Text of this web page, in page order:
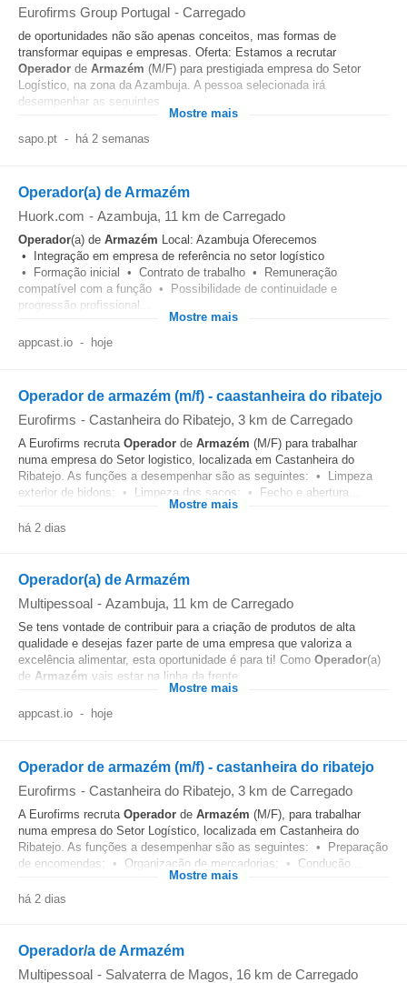
Eurofirms Group Portugal - Carregado
de oportunidades não são apenas conceitos, mas formas de
transformar equipas e empresas. Oferta: Estamos a recrutar
Operador de Armazém (M/F) para prestigiada empresa do Setor
Logístico, na zona da Azambuja. A pessoa selecionada irá
desempenhar as seguintes...
Mostre mais
sapo.pt - há 2 semanas
Operador(a) de Armazém
Huork.com - Azambuja, 11 km de Carregado
Operador(a) de Armazém Local: Azambuja Oferecemos
• Integração em empresa de referência no setor logístico
• Formação inicial • Contrato de trabalho • Remuneração
compatível com a função • Possibilidade de continuidade e
progressão profissional...
Mostre mais
appcast.io - hoje
Operador de armazém (m/f) - caastanheira do ribatejo
Eurofirms - Castanheira do Ribatejo, 3 km de Carregado
A Eurofirms recruta Operador de Armazém (M/F) para trabalhar
numa empresa do Setor logistico, localizada em Castanheira do
Ribatejo. As funções a desempenhar são as seguintes: • Limpeza
exterior de bidons; • Limpeza dos sacos; • Fecho e abertura...
Mostre mais
há 2 dias
Operador(a) de Armazém
Multipessoal - Azambuja, 11 km de Carregado
Se tens vontade de contribuir para a criação de produtos de alta
qualidade e desejas fazer parte de uma empresa que valoriza a
excelência alimentar, esta oportunidade é para ti! Como Operador(a)
de Armazém vais estar na linha da frente...
Mostre mais
appcast.io - hoje
Operador de armazém (m/f) - castanheira do ribatejo
Eurofirms - Castanheira do Ribatejo, 3 km de Carregado
A Eurofirms recruta Operador de Armazém (M/F), para trabalhar
numa empresa do Setor Logístico, localizada em Castanheira do
Ribatejo. As funções a desempenhar são as seguintes: • Preparação
de encomendas; • Organização de mercadorias; • Condução...
Mostre mais
há 2 dias
Operador/a de Armazém
Multipessoal - Salvaterra de Magos, 16 km de Carregado